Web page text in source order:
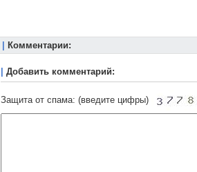
Комментарии:
Добавить комментарий:
Защита от спама: (введите цифры)